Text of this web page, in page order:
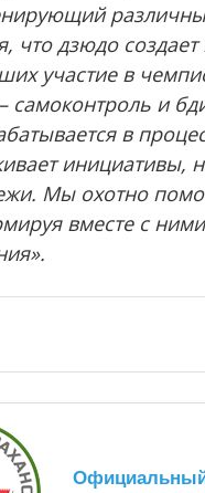
что дзюдо
участие в
и
в
инициативы,
Мы охотно
вместе с
Официальный